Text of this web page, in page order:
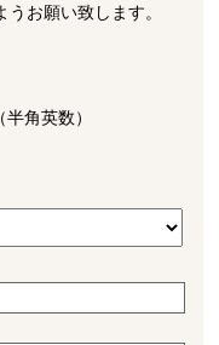
お願い致します。
（半角英数）